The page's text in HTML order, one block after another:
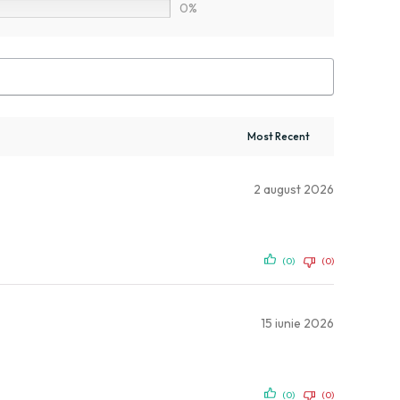
0%
2 august 2026
(0) (0)
15 iunie 2026
(0) (0)